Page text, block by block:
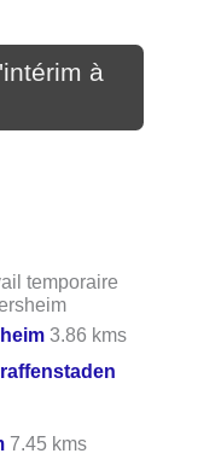
à
temporaire
3.86 kms
7.45 kms